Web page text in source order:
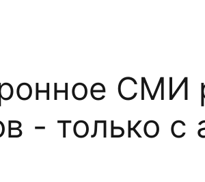
СМИ
- только